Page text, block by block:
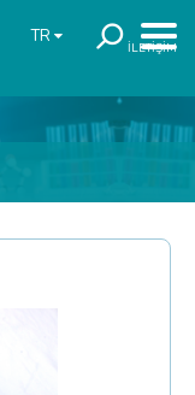
TR
İLETİŞİM